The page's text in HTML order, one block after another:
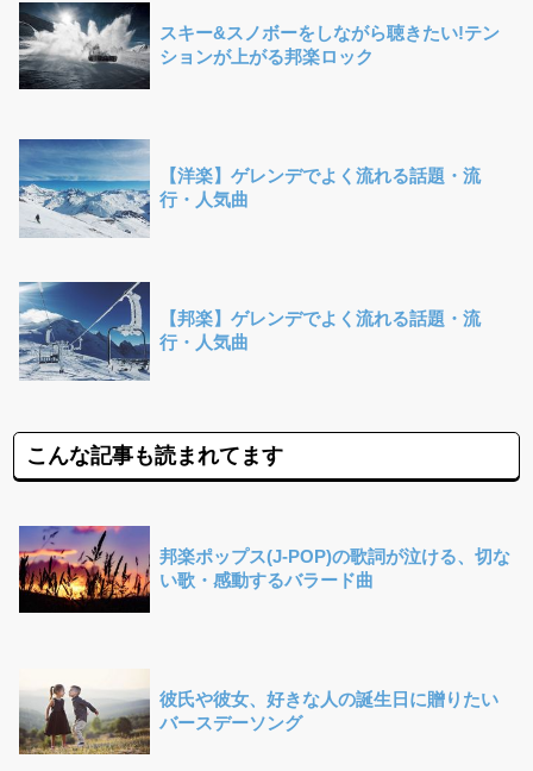
スキー&スノボーをしながら聴きたい!テン
ションが上がる邦楽ロック
【洋楽】ゲレンデでよく流れる話題・流
行・人気曲
【邦楽】ゲレンデでよく流れる話題・流
行・人気曲
こんな記事も読まれてます
邦楽ポップス(J-POP)の歌詞が泣ける、切な
い歌・感動するバラード曲
彼氏や彼女、好きな人の誕生日に贈りたい
バースデーソング